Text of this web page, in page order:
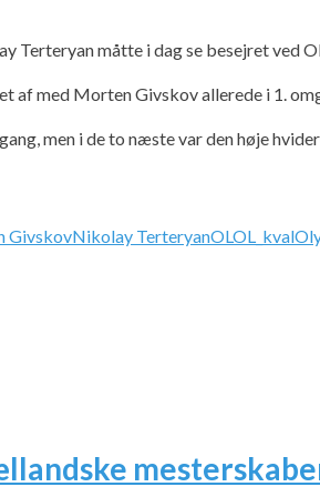
Terteryan måtte i dag se besejret ved
af med Morten Givskov allerede i 1.
men i de to næste var den høje
GivskovNikolay TerteryanOLOL_kval